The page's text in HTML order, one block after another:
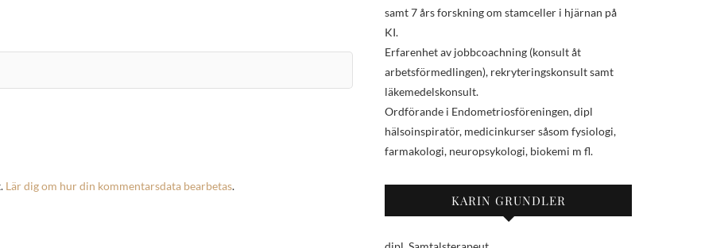
Lär dig om hur din kommentarsdata bearbetas.
samt 7 års forskning om stamceller i hjärnan på
KI.
Erfarenhet av jobbcoachning (konsult åt
arbetsförmedlingen), rekryteringskonsult samt
läkemedelskonsult.
Ordförande i Endometriosföreningen, dipl
hälsoinspiratör, medicinkurser såsom fysiologi,
farmakologi, neuropsykologi, biokemi m fl.
KARIN GRUNDLER